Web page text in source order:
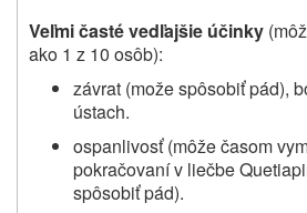
Veľmi časté vedľajšie účinky
ako 1 z 10 osôb):
závrat (može spôsobiť pád),
ústach.
ospanlivosť (môže časom
pokračovaní v liečbe
spôsobiť pád).